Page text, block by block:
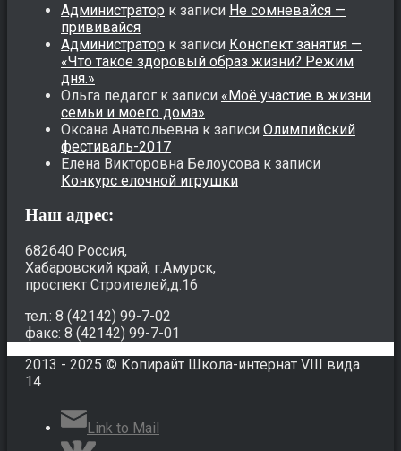
Администратор к записи Не сомневайся —
прививайся
Администратор к записи Конспект занятия —
«Что такое здоровый образ жизни? Режим
дня.»
Ольга педагог к записи «Моё участие в жизни
семьи и моего дома»
Оксана Анатольевна к записи Олимпийский
фестиваль-2017
Елена Викторовна Белоусова к записи
Конкурс елочной игрушки
Наш адрес:
682640 Россия,
Хабаровский край, г.Амурск,
проспект Строителей,д.16
тел.: 8 (42142) 99-7-02
факс: 8 (42142) 99-7-01
2013 - 2025 © Копирайт Школа-интернат VIII вида
14
Link to Mail